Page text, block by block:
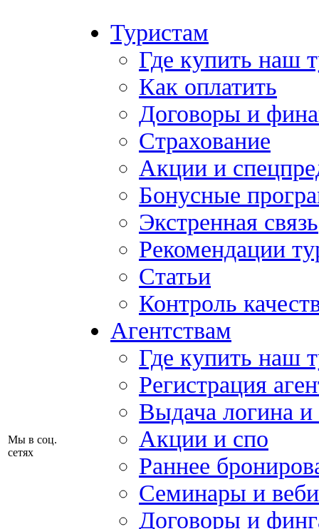
Мы в соц.
сетях
Туристам
Где купить наш
Как оплатить
Договоры и
Страхование
Акции и
Бонусные
Экстренная связь
Рекомендации
Статьи
Контроль
Агентствам
Где купить наш
Регистрация
Выдача логина и
Акции и спо
Раннее
Семинары и
Договоры и